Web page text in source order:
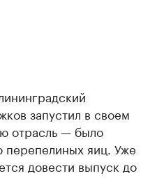
запустил в своем
отрасль — было
перепелиных яиц. Уже
довести выпуск до